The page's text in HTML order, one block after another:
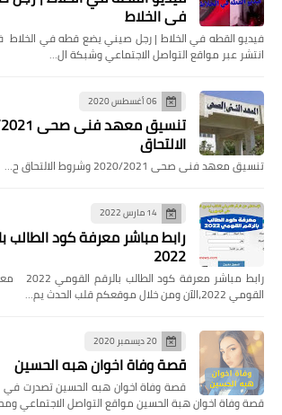
في الخلاط
فيديو القطه في الخلاط | رجل صيني يضع قطه في الخلاط
انتشر عبر مواقع التواصل الاجتماعي وشبكة ال…
06 أغسطس 2020
الالتحاق
تنسيق معهد فنى صحى 2020/2021 وشروط الالتحاق ح…
14 مارس 2022
رابط مباشر معرفة كود الطالب
2022
رابط
القومي 2022،الآن ومن خلال موقعكم قلب الحدث يم…
20 ديسمبر 2020
قصة وفاة اخوان هبه الحسين
قصة وفاة اخوان هبه الحسين تصدرت في
قصة وفاة اخوان هبة الحسين مواقع التواصل الاجتماعي